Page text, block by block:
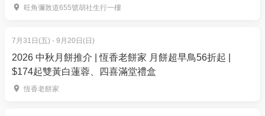
星期六至日中午時段：12:00-14:00
價錢：$834/4位 | 原價$1,112 | 人均$208.5
《悠閒雙小時— 120分鐘自助餐》
價錢：$894/4位 | 原價$1,192 | 人均$223.5
星期六至日下午茶時段：14:00-17:00
於「01空間」購票，每消費$1即可賺取1「01積
分」。揀啱心水活動，以100分扣減$1購買門票。玩完
再賺，賺完再買、再食、再玩！
旺角彌敦道655號胡社生行一樓
7月31日(五) - 9月20日(日)
2026 中秋月餅推介 | 恆香老餅家 月餅超早鳥56折起 |
$174起雙黃白蓮蓉、四喜滿堂禮盒
恆香老餅家